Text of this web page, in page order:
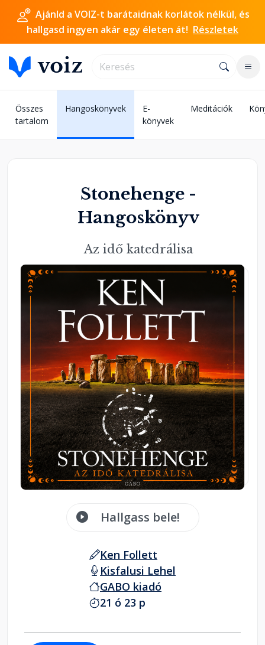
Ajánld a VOIZ-t barátaidnak korlátok nélkül, és
hallgasd ingyen akár egy életen át! Részletek
Összes
tartalom
Hangoskönyvek
E-
könyvek
Meditációk
Stonehenge -
Hangoskönyv
Az idő katedrálisa
Hallgass bele!
Ken Follett
Kisfalusi Lehel
GABO kiadó
21 ó 23 p